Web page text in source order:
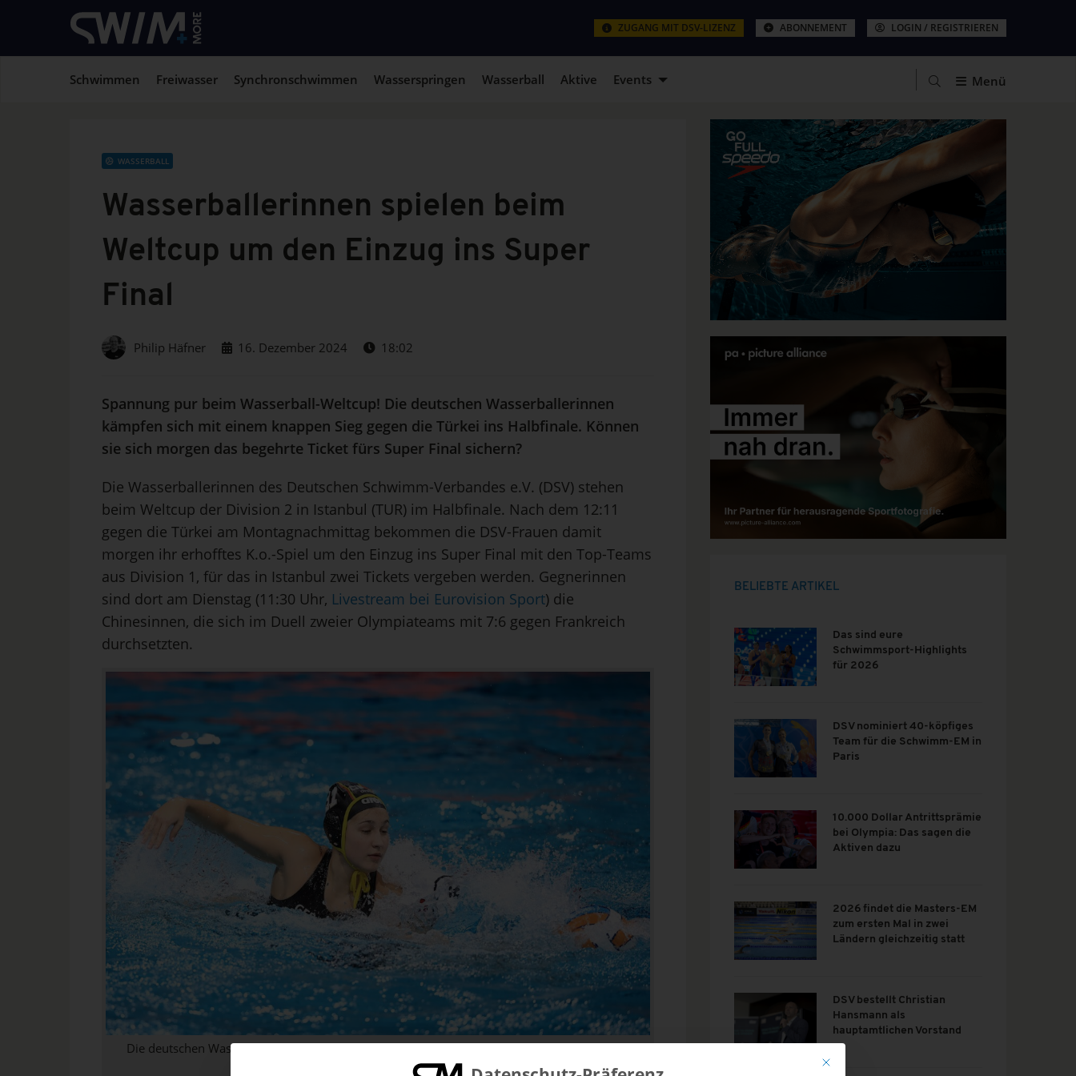
ZUGANG MIT DSV-LIZENZ ABONNEMENT LOGIN / REGISTRIEREN
Schwimmen Freiwasser Synchronschwimmen Wasserspringen Wasserball Aktive Events Menü
WASSERBALL
Wasserballerinnen spielen beim
Weltcup um den Einzug ins Super
Final
Philip Häfner 16. Dezember 2024 18:02
Spannung pur beim Wasserball-Weltcup! Die deutschen Wasserballerinnen
kämpfen sich mit einem knappen Sieg gegen die Türkei ins Halbfinale. Können
sie sich morgen das begehrte Ticket fürs Super Final sichern?
Die Wasserballerinnen des Deutschen Schwimm-Verbandes e.V. (DSV) stehen
beim Weltcup der Division 2 in Istanbul (TUR) im Halbfinale. Nach dem 12:11
gegen die Türkei am Montagnachmittag bekommen die DSV-Frauen damit
morgen ihr erhofftes K.o.-Spiel um den Einzug ins Super Final mit den Top-Teams
aus Division 1, für das in Istanbul zwei Tickets vergeben werden. Gegnerinnen
sind dort am Dienstag (11:30 Uhr, Livestream bei Eurovision Sport) die
Chinesinnen, die sich im Duell zweier Olympiateams mit 7:6 gegen Frankreich
durchsetzten.
Die deutschen Wasserballerinnen um Elena Ludwig stehen beim Weltcup im Halbfinale und
wahren ihre Chance aufs Super Final
BELIEBTE ARTIKEL
Das sind eure
Schwimmsport-Highlights
für 2026
DSV nominiert 40-köpfiges
Team für die Schwimm-EM in
Paris
10.000 Dollar Antrittsprämie
bei Olympia: Das sagen die
Aktiven dazu
2026 findet die Masters-EM
zum ersten Mal in zwei
Ländern gleichzeitig statt
DSV bestellt Christian
Hansmann als
hauptamtlichen Vorstand
Mit diesem Button wird der Dialog geschlossen. Seine